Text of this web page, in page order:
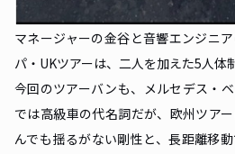
マネージャーの金谷と音響エンジニ
パ・UKツアーは、二人を加えた5人体
今回のツアーバンも、メルセデス・
では高級車の代名詞だが、欧州ツア
んでも揺るがない剛性と、長距離移